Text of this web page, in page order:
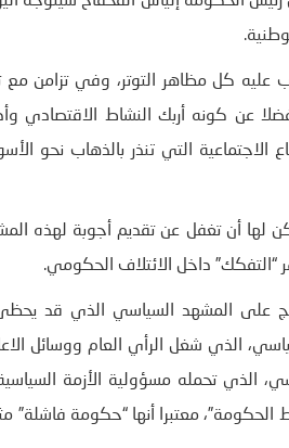
كل مظاهر التوتر، وفي تزامن مع
عن كونه أربك النشاط الاقتصادي
الاجتماعية التي تنذر بالذهاب نحو
لها أن تغفل عن تقديم أجوبة لهذه
“التفكك” داخل الائتلاف الحكومي.
على المشهد السياسي الذي قد يحظى
الذي شغل الرأي العام ووسائل
الذي تحمله مسؤولية الأزمة
معتبرا أنها “حكومة فاشلة”